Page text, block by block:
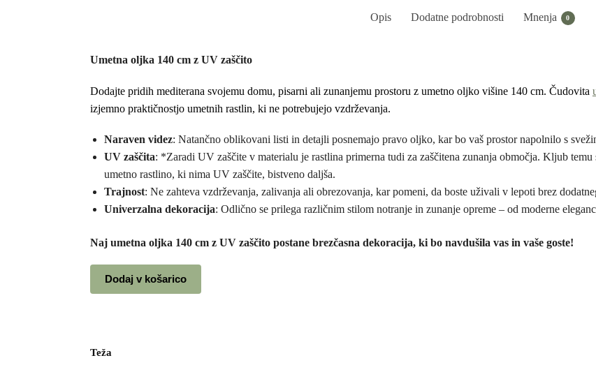
Opis Dodatne podrobnosti Mnenja 0
Umetna oljka 140 cm z UV zaščito
Dodajte pridih mediterana svojemu domu, pisarni ali zunanjemu prostoru z umetno oljko višine 140 cm. Čudovita
izjemno praktičnostjo umetnih rastlin, ki ne potrebujejo vzdrževanja.
Naraven videz: Natančno oblikovani listi in detajli posnemajo pravo oljko, kar bo vaš prostor napolnilo s
UV zaščita: *Zaradi UV zaščite v materialu je rastlina primerna tudi za zaščitena zunanja območja. Kljub
umetno rastlino, ki nima UV zaščite, bistveno daljša.
Trajnost: Ne zahteva vzdrževanja, zalivanja ali obrezovanja, kar pomeni, da boste uživali v lepoti brez
Univerzalna dekoracija: Odlično se prilega različnim stilom notranje in zunanje opreme – od moderne
Naj umetna oljka 140 cm z UV zaščito postane brezčasna dekoracija, ki bo navdušila vas in vaše goste!
Dodaj v košarico
Teža